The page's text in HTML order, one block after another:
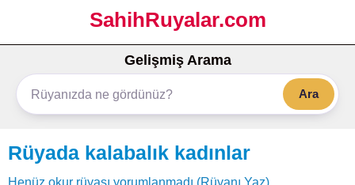
SahihRuyalar.com
Gelişmiş Arama
Ara
Rüyada kalabalık kadınlar
Henüz okur rüyası yorumlanmadı (Rüyanı Yaz)